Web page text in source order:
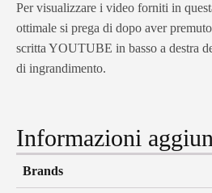
Per visualizzare i video forniti in
ottimale si prega di dopo aver
scritta YOUTUBE in basso a destra
di ingrandimento.
Informazioni
Brands